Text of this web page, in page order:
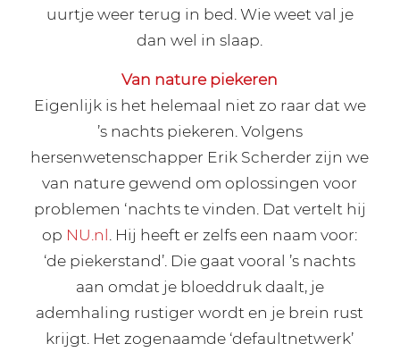
uurtje weer terug in bed. Wie weet val je
dan wel in slaap.
Van nature piekeren
Eigenlijk is het helemaal niet zo raar dat we
’s nachts piekeren. Volgens
hersenwetenschapper Erik Scherder zijn we
van nature gewend om oplossingen voor
problemen ‘nachts te vinden. Dat vertelt hij
op NU.nl . Hij heeft er zelfs een naam voor:
‘de piekerstand’. Die gaat vooral ’s nachts
aan omdat je bloeddruk daalt, je
ademhaling rustiger wordt en je brein rust
krijgt. Het zogenaamde ‘defaultnetwerk’